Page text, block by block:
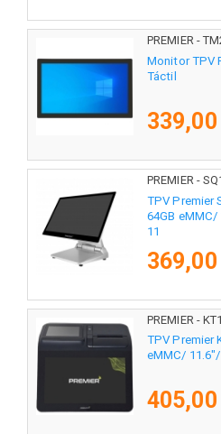
PREMIER -
Monitor TPV
Táctil
PREMIER -
TPV Premier
64GB
11
PREMIER -
TPV Premier
eMMC/